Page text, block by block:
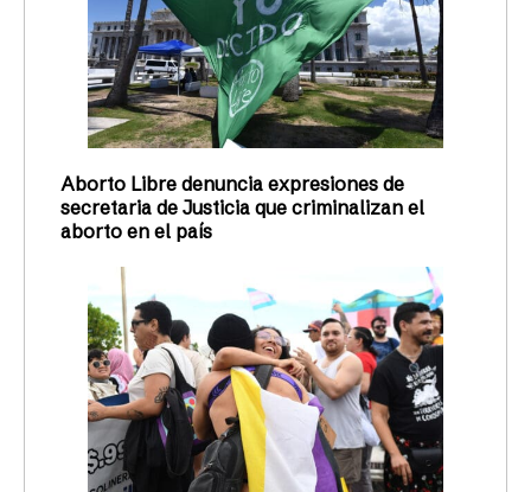
Aborto Libre denuncia expresiones de
secretaria de Justicia que criminalizan el
aborto en el país